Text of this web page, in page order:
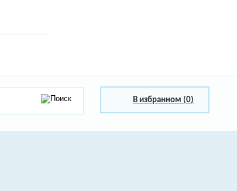
В избранном (0)